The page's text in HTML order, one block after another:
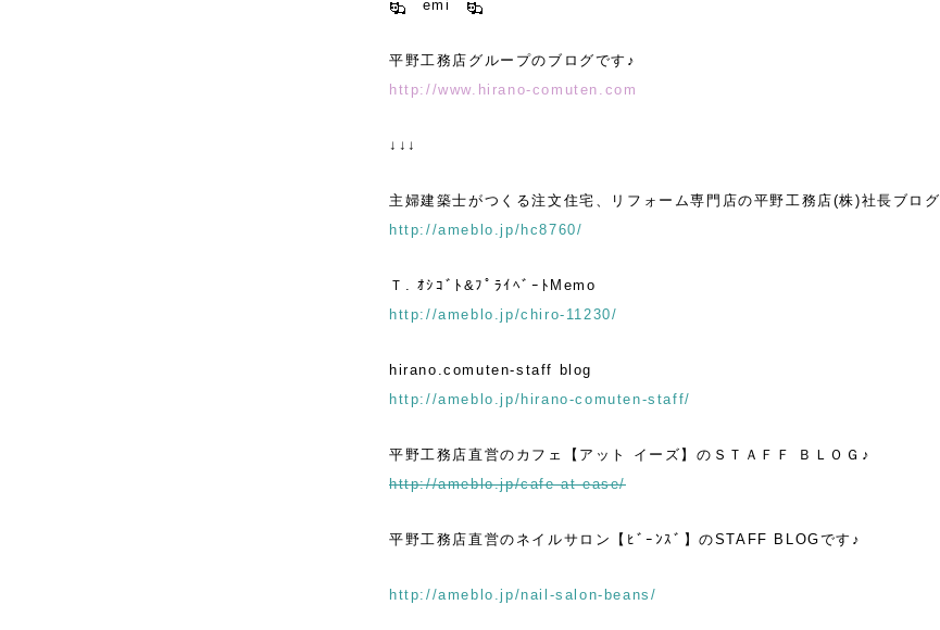
emi
平野工務店グループのブログです♪
http://www.hirano-comuten.com
↓↓↓
主婦建築士がつくる注文住宅、リフォーム専門店の平野工務店(株)社長ブログ
http://ameblo.jp/hc8760/
Ｔ. ｵｼｺﾞﾄ&ﾌﾟﾗｲﾍﾞｰﾄMemo
http://ameblo.jp/chiro-11230/
hirano.comuten-staff blog
http://ameblo.jp/hirano-comuten-staff/
平野工務店直営のカフェ【アット イーズ】のＳＴＡＦＦ ＢＬＯＧ♪
http://ameblo.jp/cafe-at-ease/
平野工務店直営のネイルサロン【ﾋﾞｰﾝｽﾞ】のSTAFF BLOGです♪
http://ameblo.jp/nail-salon-beans/